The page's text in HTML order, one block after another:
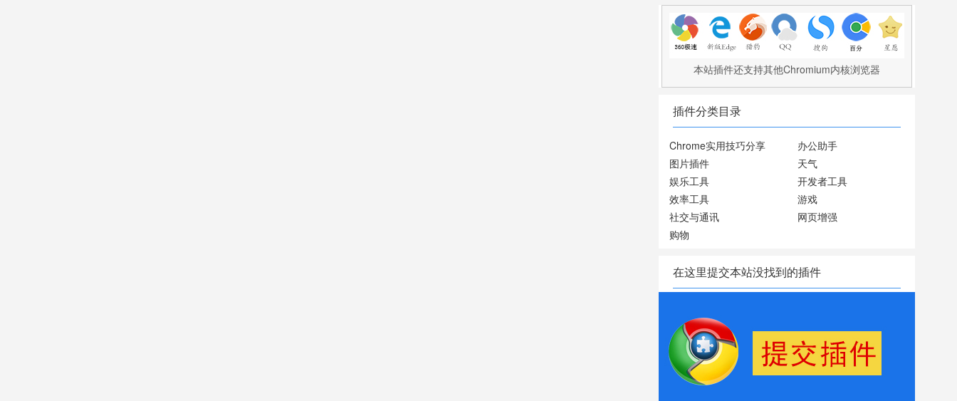
本站插件还支持其他Chromium内核浏览器
插件分类目录
Chrome实用技巧分享
办公助手
图片插件
天气
娱乐工具
开发者工具
效率工具
游戏
社交与通讯
网页增强
购物
在这里提交本站没找到的插件